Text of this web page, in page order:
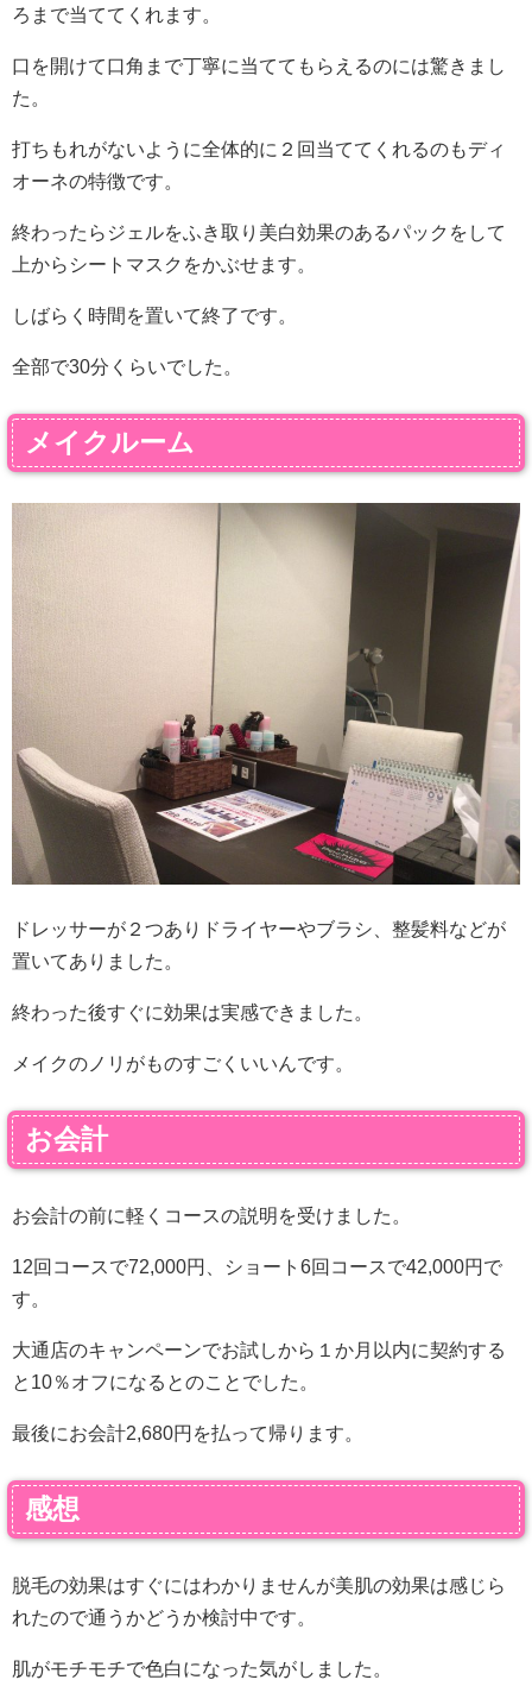
ろまで当ててくれます。
口を開けて口角まで丁寧に当ててもらえるのには驚きまし
た。
打ちもれがないように全体的に２回当ててくれるのもディ
オーネの特徴です。
終わったらジェルをふき取り美白効果のあるパックをして
上からシートマスクをかぶせます。
しばらく時間を置いて終了です。
全部で30分くらいでした。
メイクルーム
ドレッサーが２つありドライヤーやブラシ、整髪料などが
置いてありました。
終わった後すぐに効果は実感できました。
メイクのノリがものすごくいいんです。
お会計
お会計の前に軽くコースの説明を受けました。
12回コースで72,000円、ショート6回コースで42,000円で
す。
大通店のキャンペーンでお試しから１か月以内に契約する
と10％オフになるとのことでした。
最後にお会計2,680円を払って帰ります。
感想
脱毛の効果はすぐにはわかりませんが美肌の効果は感じら
れたので通うかどうか検討中です。
肌がモチモチで色白になった気がしました。